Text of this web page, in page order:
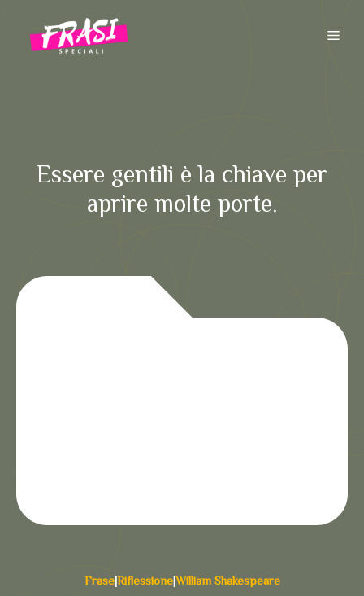
contenuto
Essere gentili è la chiave per
aprire molte porte.
Frase|Riflessione|William Shakespeare